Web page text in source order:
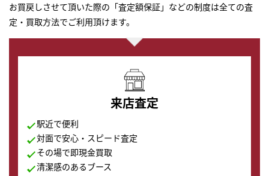
お買戻しさせて頂いた際の「査定額保証」などの制度は全ての査
定・買取方法でご利用頂けます。
来店査定
駅近で便利
対面で安心・スピード査定
その場で即現金買取
清潔感のあるブース
まずは
かんたん30秒でお試し査定